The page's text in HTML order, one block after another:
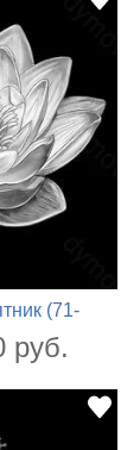
(71-
руб.